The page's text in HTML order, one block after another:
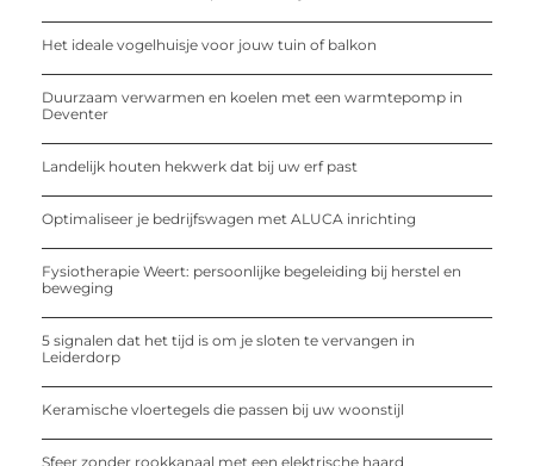
Het ideale vogelhuisje voor jouw tuin of balkon
Duurzaam verwarmen en koelen met een warmtepomp in
Deventer
Landelijk houten hekwerk dat bij uw erf past
Optimaliseer je bedrijfswagen met ALUCA inrichting
Fysiotherapie Weert: persoonlijke begeleiding bij herstel en
beweging
5 signalen dat het tijd is om je sloten te vervangen in
Leiderdorp
Keramische vloertegels die passen bij uw woonstijl
Sfeer zonder rookkanaal met een elektrische haard